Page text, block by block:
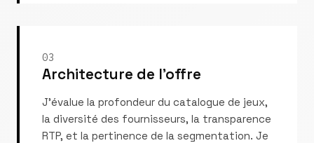
03
Architecture de l'offre
J'évalue la profondeur du catalogue de jeux,
la diversité des fournisseurs, la transparence
RTP, et la pertinence de la segmentation. Je